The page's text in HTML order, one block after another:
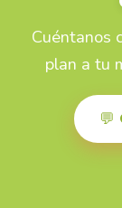
Cuéntanos
plan a tu